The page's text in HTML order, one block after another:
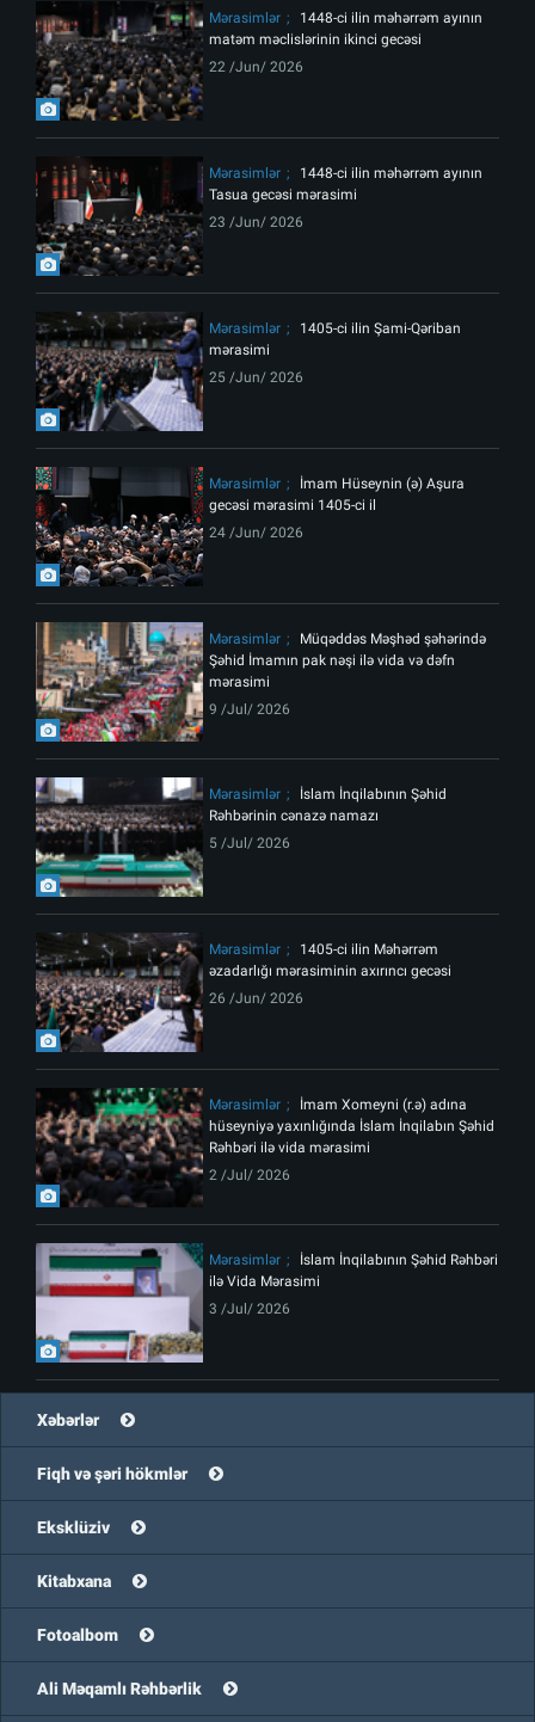
Mərasimlər
1448-ci ilin məhərrəm ayının
matəm məclislərinin ikinci gecəsi
22 /Jun/ 2026
Mərasimlər
1448-ci ilin məhərrəm ayının
Tasua gecəsi mərasimi
23 /Jun/ 2026
Mərasimlər
1405-ci ilin Şami-Qəriban
mərasimi
25 /Jun/ 2026
Mərasimlər
İmam Hüseynin (ə) Aşura
gecəsi mərasimi 1405-ci il
24 /Jun/ 2026
Mərasimlər
Müqəddəs Məşhəd şəhərində
Şəhid İmamın pak nəşi ilə vida və dəfn
mərasimi
9 /Jul/ 2026
Mərasimlər
İslam İnqilabının Şəhid
Rəhbərinin cənazə namazı
5 /Jul/ 2026
Mərasimlər
1405-ci ilin Məhərrəm
əzadarlığı mərasiminin axırıncı gecəsi
26 /Jun/ 2026
Mərasimlər
İmam Xomeyni (r.ə) adına
hüseyniyə yaxınlığında İslam İnqilabın Şəhid
Rəhbəri ilə vida mərasimi
2 /Jul/ 2026
Mərasimlər
İslam İnqilabının Şəhid Rəhbəri
ilə Vida Mərasimi
3 /Jul/ 2026
Xəbərlər
Fiqh və şəri hökmlər
Eksklüziv
Kitabxana
Fotoalbom
Ali Məqamlı Rəhbərlik